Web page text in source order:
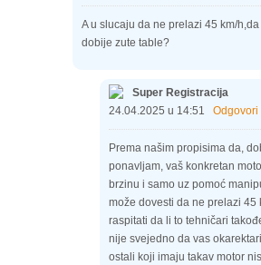
A u slucaju da ne prelazi 45 km/
dobije zute table?
Super Registracija
24.04.2025 u 14:51 Odgovori
Prema našim propisima da,
ponavljam, vaš konkretan
brzinu i samo uz pomoć
može dovesti da ne prelazi 45
raspitati da li to tehničari
nije svejedno da vas
ostali koji imaju takav motor